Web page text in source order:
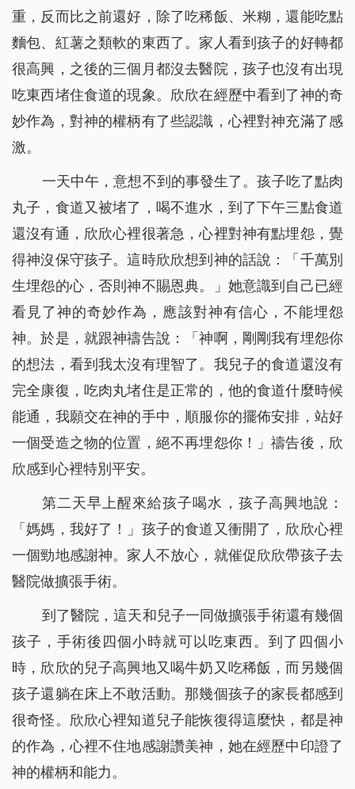
重，反而比之前還好，除了吃稀飯、米糊，還能吃點
麵包、紅薯之類軟的東西了。家人看到孩子的好轉都
很高興，之後的三個月都沒去醫院，孩子也沒有出現
吃東西堵住食道的現象。欣欣在經歷中看到了神的奇
妙作為，對神的權柄有了些認識，心裡對神充滿了感
激。
一天中午，意想不到的事發生了。孩子吃了點肉
丸子，食道又被堵了，喝不進水，到了下午三點食道
還沒有通，欣欣心裡很著急，心裡對神有點埋怨，覺
得神沒保守孩子。這時欣欣想到神的話說：「 千萬別
生埋怨的心，否則神不賜恩典。
」她意識到自己已經
看見了神的奇妙作為，應該對神有信心，不能埋怨
神。於是，就跟神禱告說：「神啊，剛剛我有埋怨你
的想法，看到我太沒有理智了。我兒子的食道還沒有
完全康復，吃肉丸堵住是正常的，他的食道什麼時候
能通，我願交在神的手中，順服你的擺佈安排，站好
一個受造之物的位置，絕不再埋怨你！」禱告後，欣
欣感到心裡特別平安。
第二天早上醒來給孩子喝水，孩子高興地說：
「媽媽，我好了！」孩子的食道又衝開了，欣欣心裡
一個勁地感謝神。家人不放心，就催促欣欣帶孩子去
醫院做擴張手術。
到了醫院，這天和兒子一同做擴張手術還有幾個
孩子，手術後四個小時就可以吃東西。到了四個小
時，欣欣的兒子高興地又喝牛奶又吃稀飯，而另幾個
孩子還躺在床上不敢活動。那幾個孩子的家長都感到
很奇怪。欣欣心裡知道兒子能恢復得這麼快，都是神
的作為，心裡不住地感謝讚美神，她在經歷中印證了
神的權柄和能力。